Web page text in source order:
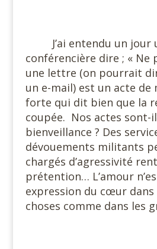
J’ai entendu un jour
conférencière dire ; « Ne
une lettre (on pourrait
un e-mail) est un acte de
forte qui dit bien que la
coupée. Nos actes sont-
bienveillance ? Des
dévouements militants
chargés d’agressivité
prétention… L’amour
expression du cœur
choses comme dans les